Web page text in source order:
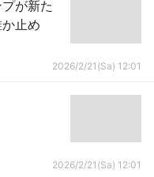
が新た
止め
2026/2/21(Sa) 12:01
2026/2/21(Sa) 12:01